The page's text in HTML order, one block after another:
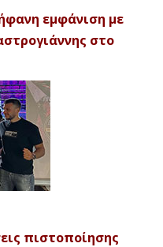
εμφάνιση με
στο
πιστοποίησης